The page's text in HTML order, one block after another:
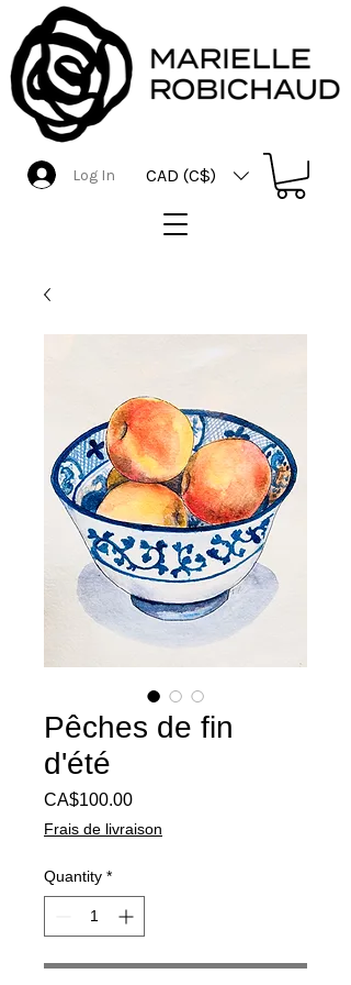
CAD (C$)
Log In
Pêches de fin
d'été
CA$100.00Price
Frais de livraison
Quantity *